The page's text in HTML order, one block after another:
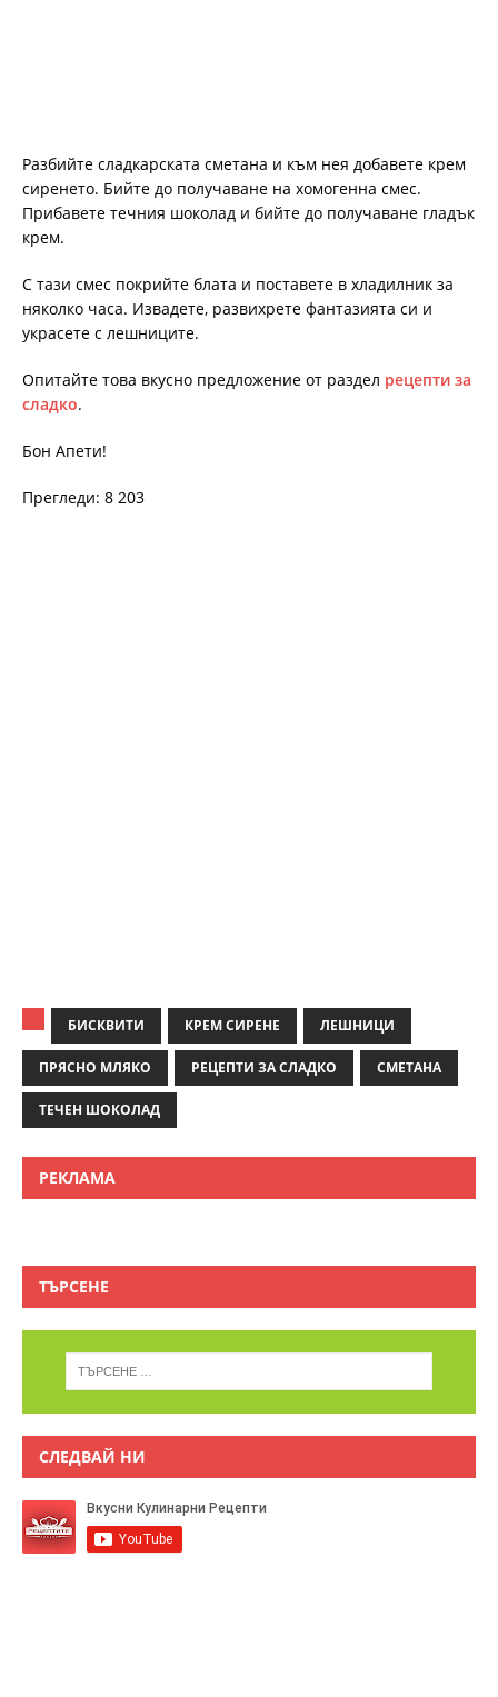
Разбийте сладкарската сметана и към нея добавете крем
сиренето. Бийте до получаване на хомогенна смес.
Прибавете течния шоколад и бийте до получаване гладък
крем.
С тази смес покрийте блата и поставете в хладилник за
няколко часа. Извадете, развихрете фантазията си и
украсете с лешниците.
Опитайте това вкусно предложение от раздел рецепти за
сладко.
Бон Апети!
Прегледи: 8 203
БИСКВИТИ КРЕМ СИРЕНЕ ЛЕШНИЦИ
ПРЯСНО МЛЯКО РЕЦЕПТИ ЗА СЛАДКО СМЕТАНА
ТЕЧЕН ШОКОЛАД
РЕКЛАМА
ТЪРСЕНЕ
СЛЕДВАЙ НИ